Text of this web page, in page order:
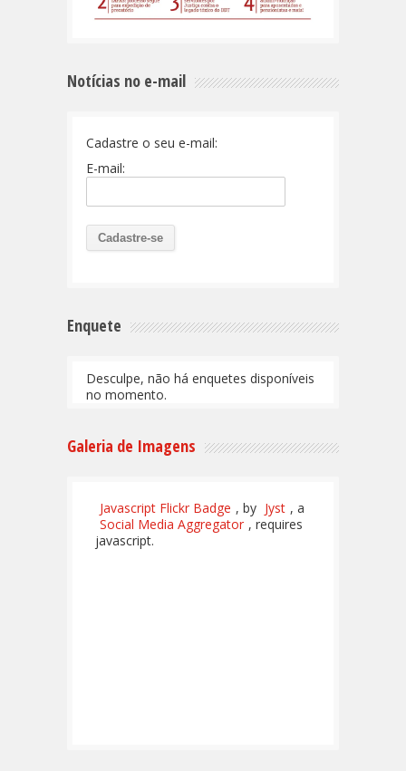
Notícias no e-mail
Cadastre o seu e-mail:
E-mail:
Enquete
Desculpe, não há enquetes disponíveis
no momento.
Galeria de Imagens
Javascript Flickr Badge , by Jyst , a
Social Media Aggregator , requires
javascript.